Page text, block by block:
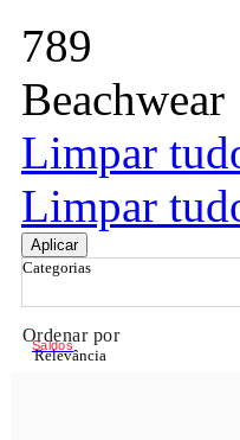
789
Beachwear
Limpar
Limpar
Aplicar
Categorias
Ordenar por
Relevância
Saldos